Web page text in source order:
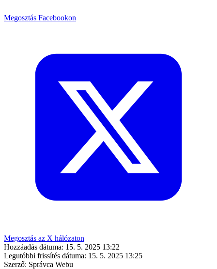
Megosztás Facebookon
Megosztás az X hálózaton
Hozzáadás dátuma: 15. 5. 2025 13:22
Legutóbbi frissítés dátuma: 15. 5. 2025 13:25
Szerző: Správca Webu